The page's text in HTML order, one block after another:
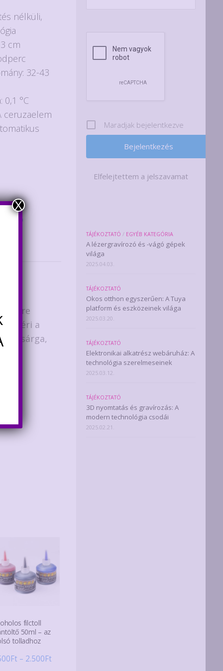
nélküli,
cm
32-43
0,1 °C
ceruzaelem
Egyéb
a
sárga,
filctoll
50ml – az
tolladhoz
Ft – 2.500FtÁrtartomány:
Maradjak bejelentkezve
Elfelejtettem a jelszavamat
TÁJÉKOZTATÓ / EGYÉB KATEGÓRIA
A lézergravírozó és -vágó gépek
világa
2025.04.03.
TÁJÉKOZTATÓ
Okos otthon egyszerűen: A Tuya
platform és eszközeinek világa
2025.03.20.
TÁJÉKOZTATÓ
Elektronikai alkatrész webáruház: A
technológia szerelmeseinek
2025.03.12.
TÁJÉKOZTATÓ
3D nyomtatás és gravírozás: A
modern technológia csodái
2025.02.21.
X